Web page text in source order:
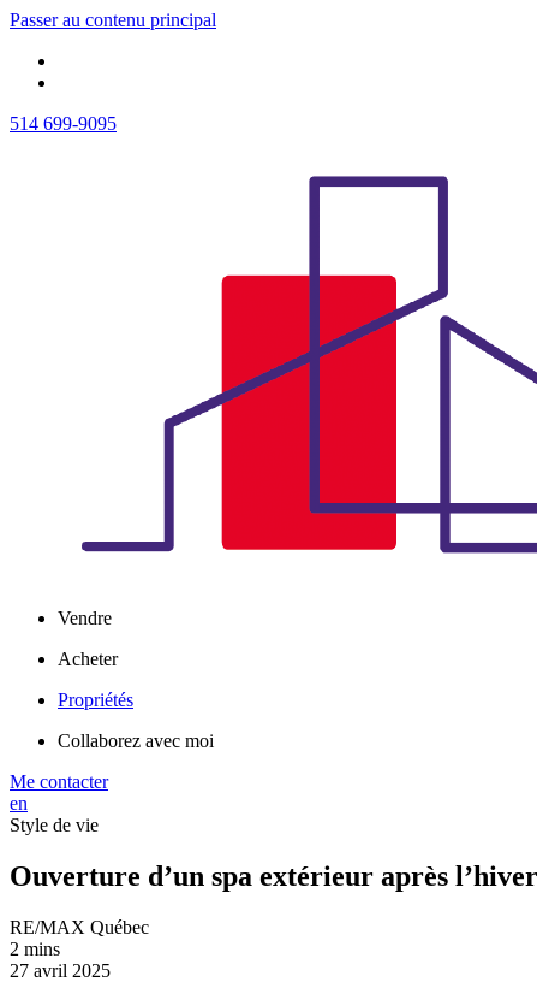
Passer au contenu principal
514 699-9095
Vendre
Acheter
Propriétés
Collaborez avec moi
Me contacter
en
Style de vie
Ouverture d’un spa extérieur après
RE/MAX Québec
2 mins
27 avril 2025